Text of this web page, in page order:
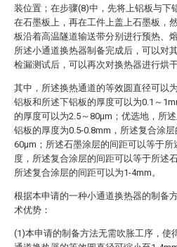
装位置；在步骤(8)中，先将上铝板与下
在石墨板上，再在工件上盖上石墨板，
板沿着高温隧道输送带分别进行预热、
所述小通道换热器制备完成后，可以对
检漏测试后，可以再次对换热器进行烘干
其中，所述换热通道的等效圆直径可以
铝板和所述下铝板的厚度可以为0.1～
的厚度可以为2.5～80μm；优选地，所
铝板的厚度为0.5-0.8mm，所述复合涂
60μm；所述石墨涂层的间距可以等于所
度，所述复合涂层的间距可以等于所述
所述复合涂层的间距可以为1-4mm。
根据本申请的一种小通道换热器的制备
术优势：
(1)本申请的制备方法无需吹胀工序，使